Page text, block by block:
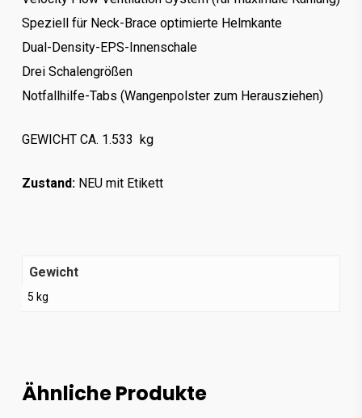
Speziell für Neck-Brace optimierte Helmkante
Dual-Density-EPS-Innenschale
Drei Schalengrößen
Notfallhilfe-Tabs (Wangenpolster zum Herausziehen)
GEWICHT CA. 1.533 kg
Zustand:NEUmit Etikett
Gewicht
5 kg
Ähnliche Produkte